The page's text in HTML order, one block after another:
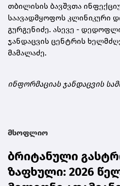
თბილისის ბავშვთა
საავადმყოფოს კლინიკური
გურგენიძე. ასევე -
ჯანდაცვის ცენტრის
მამალაძე.
ინფორმაციას ჯანდაცვის
მსოფლიო
ბრიტანული
ზაფხული: 2026